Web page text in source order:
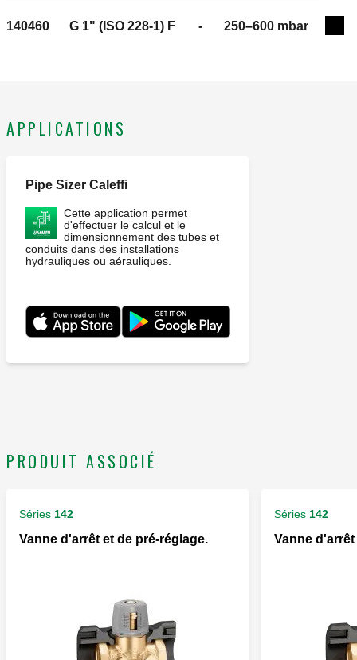
140460 G 1" (ISO 228-1) F - 250–600 mbar
APPLICATIONS
Pipe Sizer Caleffi
Cette application permet
d'effectuer le calcul et le
dimensionnement des tubes et
conduits dans des installations
hydrauliques ou aérauliques.
PRODUIT ASSOCIÉ
Séries 142
Vanne d'arrêt et de pré-réglage.
Séries 142
Vanne